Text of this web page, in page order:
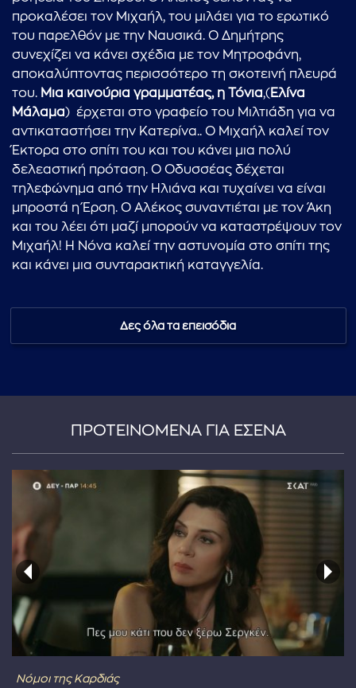
...πληκτρολογήστε κείμενο προς αναζήτηση
προκαλέσει τον Μιχαήλ, του μιλάει για το ερωτικό
του παρελθόν με την Ναυσικά. Ο Δημήτρης
συνεχίζει να κάνει σχέδια με τον Μητροφάνη,
αποκαλύπτοντας περισσότερο τη σκοτεινή πλευρά
του. Μια καινούρια γραμματέας, η Τόνια,( Ελίνα
Μάλαμα) έρχεται στο γραφείο του Μιλτιάδη για να
αντικαταστήσει την Κατερίνα.. Ο Μιχαήλ καλεί τον
Έκτορα στο σπίτι του και του κάνει μια πολύ
δελεαστική πρόταση. Ο Οδυσσέας δέχεται
τηλεφώνημα από την Ηλιάνα και τυχαίνει να είναι
μπροστά η Έρση. Ο Αλέκος συναντιέται με τον Άκη
και του λέει ότι μαζί μπορούν να καταστρέψουν τον
Μιχαήλ! Η Νόνα καλεί την αστυνομία στο σπίτι της
και κάνει μια συνταρακτική καταγγελία.
Δες όλα τα επεισόδια
ΠΡΟΤΕΙΝΟΜΕΝΑ ΓΙΑ ΕΣΕΝΑ
Νόμοι της Καρδιάς